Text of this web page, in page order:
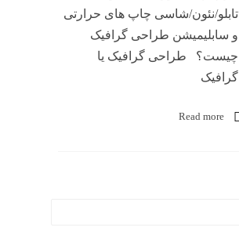
تابلو/نئون/شاسی چاپ های حرارتی
و سابلیمیشن طراحی گرافیک
چیست؟ طراحی گرافیک یا
گرافیک
Read more